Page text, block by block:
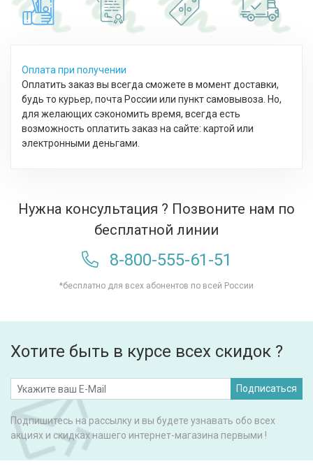
Оплата при получении
Оплатить заказ вы всегда сможете в момент доставки,
будь то курьер, почта России или пункт самовывоза. Но,
для желающих сэкономить время, всегда есть
возможность оплатить заказ на сайте: картой или
электронными деньгами.
Нужна консультация ? Позвоните нам по
бесплатной линии
8-800-555-61-51
*бесплатно для всех абонентов по всей России
Хотите быть в курсе всех скидок ?
Подписаться
Подпишитесь на рассылку и вы будете узнавать обо всех
акциях и скидках нашего интернет-магазина первыми !